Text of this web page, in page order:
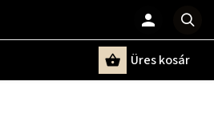
Üres kosár